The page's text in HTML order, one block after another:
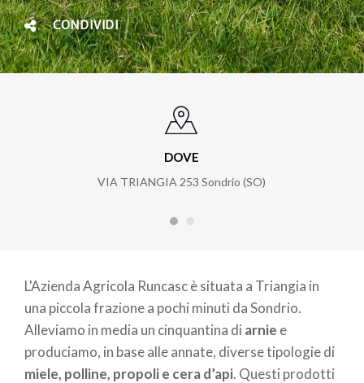
CONDIVIDI
DOVE
VIA TRIANGIA 253 Sondrio (SO)
L'Azienda Agricola Runcasc è situata a Triangia in
una piccola frazione a pochi minuti da Sondrio.
Alleviamo in media un cinquantina di arnie e
produciamo, in base alle annate, diverse tipologie di
miele, polline, propoli e cera d’api. Questi prodotti